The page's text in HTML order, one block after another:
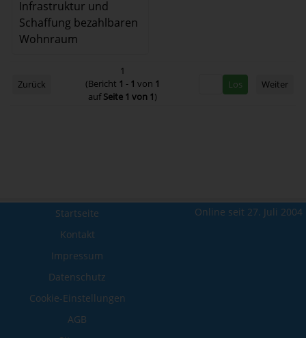
Infrastruktur und
Schaffung bezahlbaren
Wohnraum
Zurück
1
(Bericht 1 - 1 von 1
aufSeite 1 von 1)
Weiter
Online seit 27. Juli 2004
Startseite
Kontakt
Impressum
Datenschutz
Cookie-Einstellungen
AGB